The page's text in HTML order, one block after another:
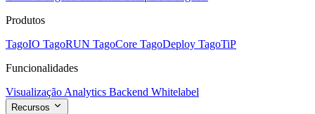
Produtos
TagoIO TagoRUN TagoCore TagoDeploy TagoTiP
Funcionalidades
Visualização Analytics Backend Whitelabel
Recursos